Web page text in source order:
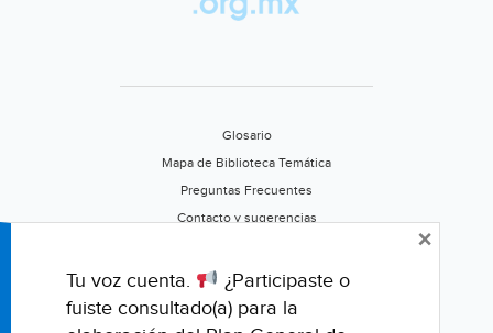
Glosario
Mapa de Biblioteca Temática
Preguntas Frecuentes
Contacto y sugerencias
Califica este portal
Tu voz cuenta.
¿Participaste o
fuiste consultado(a) para la
×